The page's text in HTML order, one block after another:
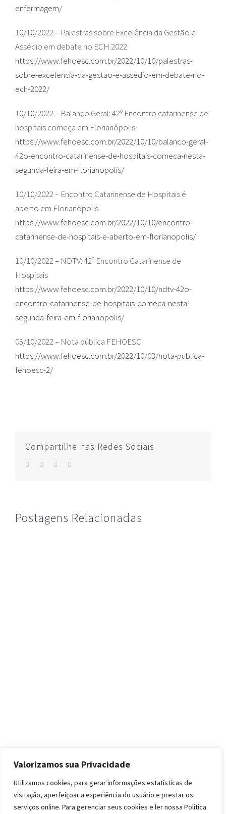
Valorizamos sua Privacidade
Utilizamos cookies, para gerar informações estatísticas de
visitação, aperfeiçoar a experiência do usuário e prestar os
serviços online. Para gerenciar seus cookies e ler nossa Política
enfermagem/
10/10/2022 – Palestras sobre Excelência da Gestão e
Assédio em debate no ECH 2022
https://www.fehoesc.com.br/2022/10/10/palestras-
sobre-excelencia-da-gestao-e-assedio-em-debate-no-
ech-2022/
10/10/2022 – Balanço Geral: 42º Encontro catarinense de
hospitais começa em Florianópolis
https://www.fehoesc.com.br/2022/10/10/balanco-geral-
42o-encontro-catarinense-de-hospitais-comeca-nesta-
segunda-feira-em-florianopolis/
10/10/2022 – Encontro Catarinense de Hospitais é
aberto em Florianópolis
https://www.fehoesc.com.br/2022/10/10/encontro-
catarinense-de-hospitais-e-aberto-em-florianopolis/
10/10/2022 – NDTV: 42º Encontro Catarinense de
Hospitais
https://www.fehoesc.com.br/2022/10/10/ndtv-42o-
encontro-catarinense-de-hospitais-comeca-nesta-
segunda-feira-em-florianopolis/
05/10/2022 – Nota pública FEHOESC
https://www.fehoesc.com.br/2022/10/03/nota-publica-
fehoesc-2/
Compartilhe nas Redes Sociais
facebook
twitter whatsapp
Postagens Relacionadas